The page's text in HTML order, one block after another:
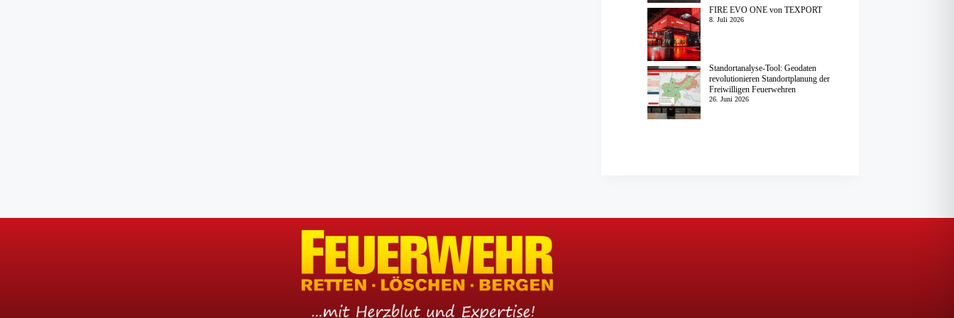
FIRE EVO ONE von TEXPORT
8. Juli 2026
Standortanalyse-Tool: Geodaten
revolutionieren Standortplanung der
Freiwilligen Feuerwehren
26. Juni 2026